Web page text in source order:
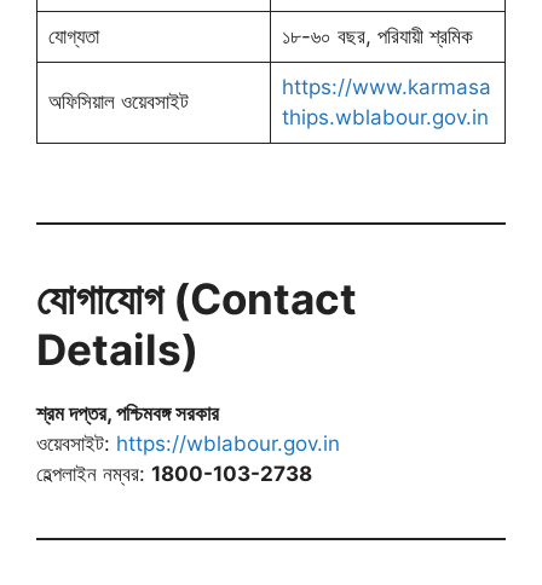
যোগ্যতা ১৮-৬০ বছর, পরিযায়ী শ্রমিক
অফিসিয়াল ওয়েবসাইট
https://www.karmasa
thips.wblabour.gov.in
যোগাযোগ (Contact
Details)
শ্রম দপ্তর, পশ্চিমবঙ্গ সরকার
ওয়েবসাইট: https://wblabour.gov.in
হেল্পলাইন নম্বর: 1800-103-2738